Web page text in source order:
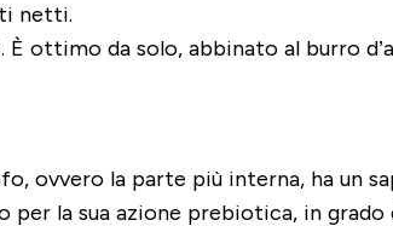
netti.
ottimo da solo, abbinato al burro
ovvero la parte più interna, ha un
la sua azione prebiotica, in